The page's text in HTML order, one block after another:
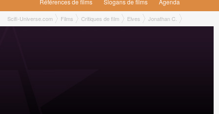
Références de films
Slogans de films Agenda
Scifi-Universe.com Films Critiques de film Elves Jonathan C.